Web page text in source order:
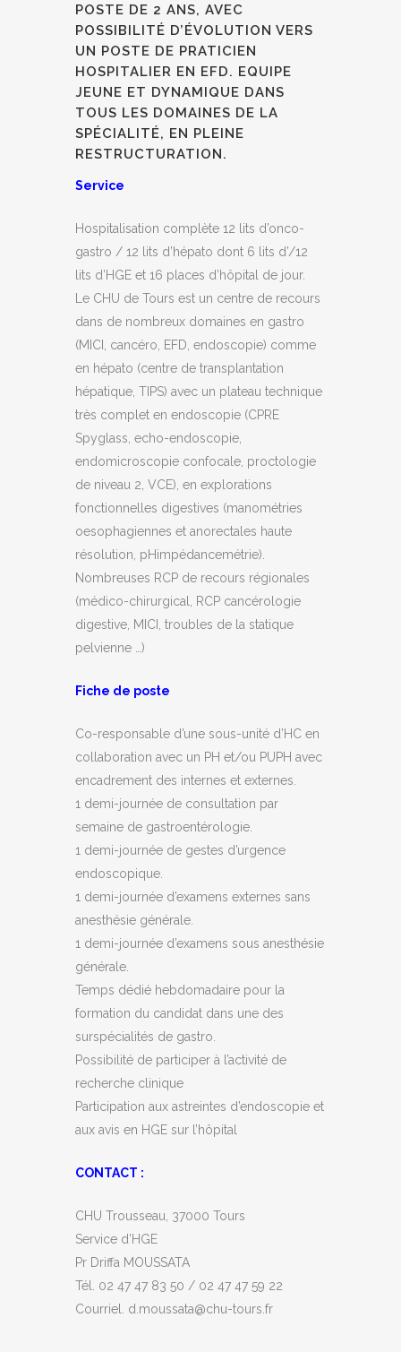
POSTE DE 2 ANS, AVEC
POSSIBILITÉ D’ÉVOLUTION VERS
UN POSTE DE PRATICIEN
HOSPITALIER EN EFD. EQUIPE
JEUNE ET DYNAMIQUE DANS
TOUS LES DOMAINES DE LA
SPÉCIALITÉ, EN PLEINE
RESTRUCTURATION.
Service
Hospitalisation complète 12 lits d’onco-
gastro / 12 lits d’hépato dont 6 lits d’/12
lits d’HGE et 16 places d’hôpital de jour.
Le CHU de Tours est un centre de recours
dans de nombreux domaines en gastro
(MICI, cancéro, EFD, endoscopie) comme
en hépato (centre de transplantation
hépatique, TIPS) avec un plateau technique
très complet en endoscopie (CPRE
Spyglass, echo-endoscopie,
endomicroscopie confocale, proctologie
de niveau 2, VCE), en explorations
fonctionnelles digestives (manométries
oesophagiennes et anorectales haute
résolution, pHimpédancemétrie).
Nombreuses RCP de recours régionales
(médico-chirurgical, RCP cancérologie
digestive, MICI, troubles de la statique
pelvienne …)
Fiche de poste
Co-responsable d’une sous-unité d’HC en
collaboration avec un PH et/ou PUPH avec
encadrement des internes et externes.
1 demi-journée de consultation par
semaine de gastroentérologie.
1 demi-journée de gestes d’urgence
endoscopique.
1 demi-journée d’examens externes sans
anesthésie générale.
1 demi-journée d’examens sous anesthésie
générale.
Temps dédié hebdomadaire pour la
formation du candidat dans une des
surspécialités de gastro.
Possibilité de participer à l’activité de
recherche clinique
Participation aux astreintes d’endoscopie et
aux avis en HGE sur l’hôpital
CONTACT :
CHU Trousseau, 37000 Tours
Service d’HGE
Pr Driffa MOUSSATA
Tél. 02 47 47 83 50 / 02 47 47 59 22
Courriel. d.moussata@chu-tours.fr